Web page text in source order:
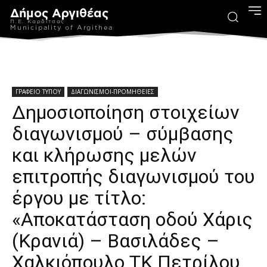
Δήμος Αργιθέας
Π.Ε. Καρδίτσας
Municipality of Argithea
ΓΡΑΦΕΙΟ ΤΥΠΟΥ ΔΙΑΓΩΝΙΣΜΟΙ-ΠΡΟΜΗΘΕΙΕΣ
Δημοσιοποίηση στοιχείων
διαγωνισμού – σύμβασης
και κλήρωσης μελών
επιτροπής διαγωνισμού του
έργου με τίτλο:
«Αποκατάσταση οδού Χάρις
(Κρανιά) – Βασιλάδες –
Χαλκιόπουλο ΤΚ Πετρίλου